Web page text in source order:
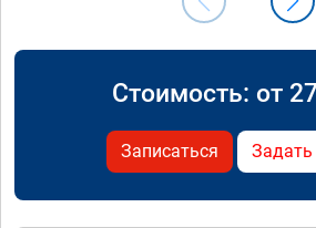
Стоимость: от
Записаться Задать